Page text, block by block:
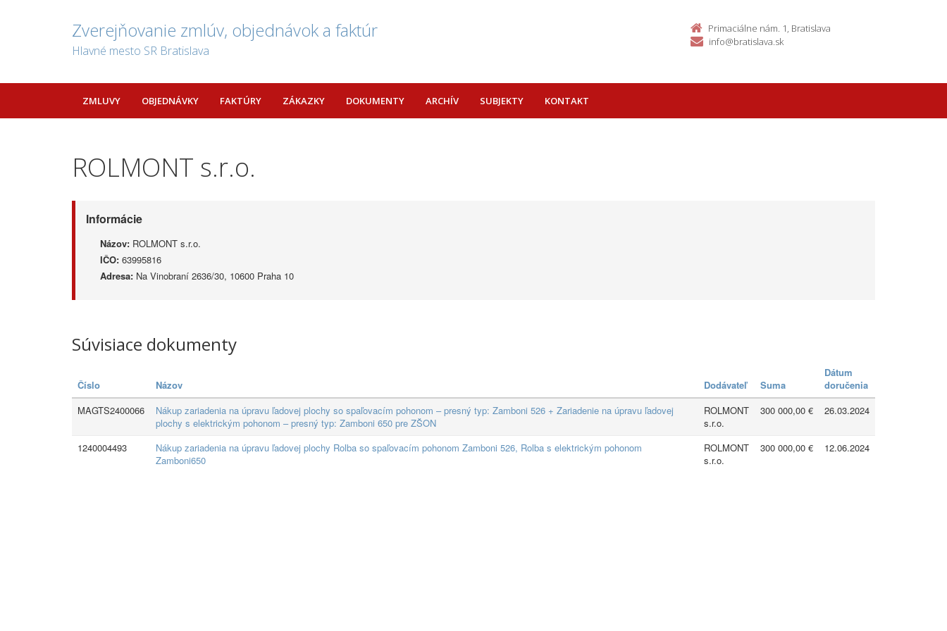
Zverejňovanie zmlúv, objednávok a faktúr
Hlavné mesto SR Bratislava
Primaciálne nám. 1, Bratislava
info@bratislava.sk
ZMLUVY OBJEDNÁVKY FAKTÚRY ZÁKAZKY DOKUMENTY ARCHÍV SUBJEKTY KONTAKT
ROLMONT s.r.o.
Informácie
Názov: ROLMONT s.r.o.
IČO: 63995816
Adresa: Na Vinobraní 2636/30, 10600 Praha 10
Súvisiace dokumenty
Číslo Názov Dodávateľ Suma
Dátum
doručenia
MAGTS2400066
Nákup zariadenia na úpravu ľadovej plochy so spaľovacím pohonom – presný typ: Zamboni 526 + Zariadenie na úpravu ľadovej
plochy s elektrickým pohonom – presný typ: Zamboni 650 pre ZŠON
ROLMONT
s.r.o.
300 000,00 € 26.03.2024
1240004493
Nákup zariadenia na úpravu ľadovej plochy Rolba so spaľovacím pohonom Zamboni 526, Rolba s elektrickým pohonom
Zamboni650
ROLMONT
s.r.o.
300 000,00 € 12.06.2024